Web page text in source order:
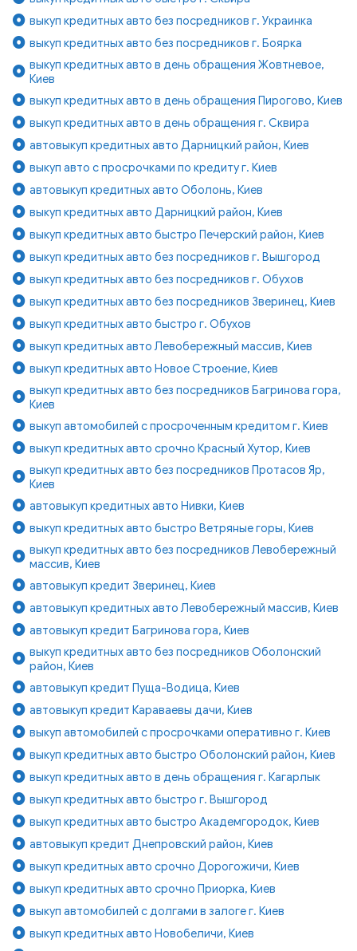
выкуп кредитных авто без посредников г. Украинка
выкуп кредитных авто без посредников г. Боярка
выкуп кредитных авто в день обращения Жовтневое,
Киев
выкуп кредитных авто в день обращения Пирогово, Киев
выкуп кредитных авто в день обращения г. Сквира
автовыкуп кредитных авто Дарницкий район, Киев
выкуп авто с просрочками по кредиту г. Киев
автовыкуп кредитных авто Оболонь, Киев
выкуп кредитных авто Дарницкий район, Киев
выкуп кредитных авто быстро Печерский район, Киев
выкуп кредитных авто без посредников г. Вышгород
выкуп кредитных авто без посредников г. Обухов
выкуп кредитных авто без посредников Зверинец, Киев
выкуп кредитных авто быстро г. Обухов
выкуп кредитных авто Левобережный массив, Киев
выкуп кредитных авто Новое Строение, Киев
выкуп кредитных авто без посредников Багринова гора,
Киев
выкуп автомобилей с просроченным кредитом г. Киев
выкуп кредитных авто срочно Красный Хутор, Киев
выкуп кредитных авто без посредников Протасов Яр,
Киев
автовыкуп кредитных авто Нивки, Киев
выкуп кредитных авто быстро Ветряные горы, Киев
выкуп кредитных авто без посредников Левобережный
массив, Киев
автовыкуп кредит Зверинец, Киев
автовыкуп кредитных авто Левобережный массив, Киев
автовыкуп кредит Багринова гора, Киев
выкуп кредитных авто без посредников Оболонский
район, Киев
автовыкуп кредит Пуща-Водица, Киев
автовыкуп кредит Караваевы дачи, Киев
выкуп автомобилей с просрочками оперативно г. Киев
выкуп кредитных авто быстро Оболонский район, Киев
выкуп кредитных авто в день обращения г. Кагарлык
выкуп кредитных авто быстро г. Вышгород
выкуп кредитных авто быстро Академгородок, Киев
автовыкуп кредит Днепровский район, Киев
выкуп кредитных авто срочно Дорогожичи, Киев
выкуп кредитных авто срочно Приорка, Киев
выкуп автомобилей с долгами в залоге г. Киев
выкуп кредитных авто Новобеличи, Киев